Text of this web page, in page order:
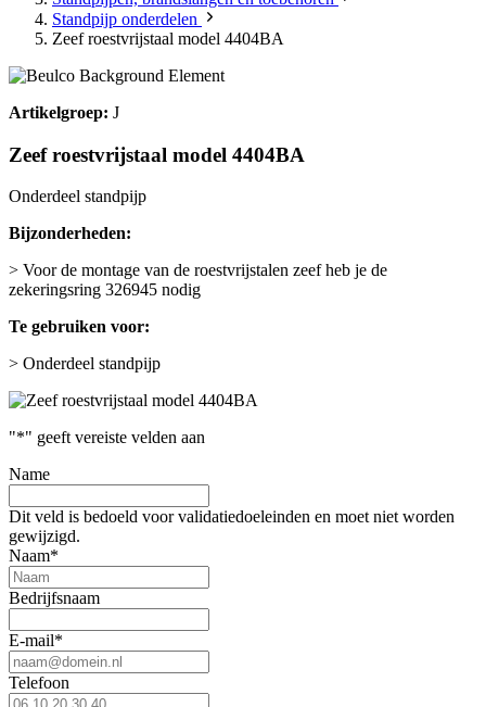
Standpijp onderdelen
Zeef roestvrijstaal model 4404BA
Artikelgroep: J
Zeef roestvrijstaal model 4404BA
Onderdeel standpijp
Bijzonderheden:
> Voor de montage van de roestvrijstalen zeef heb je de
zekeringsring 326945 nodig
Te gebruiken voor:
> Onderdeel standpijp
"*" geeft vereiste velden aan
Name
Dit veld is bedoeld voor validatiedoeleinden en moet niet worden
gewijzigd.
Naam*
Bedrijfsnaam
E-mail*
Telefoon